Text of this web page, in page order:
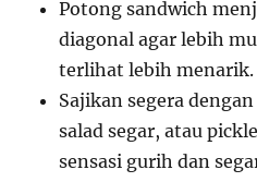
Potong sandwich
diagonal agar lebih
terlihat lebih menarik.
Sajikan segera
salad segar, atau
sensasi gurih dan